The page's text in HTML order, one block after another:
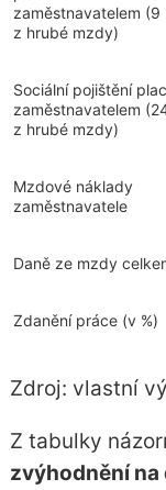
zaměstnavatelem (9
z hrubé mzdy)
Sociální pojištění
zaměstnavatelem
z hrubé mzdy)
Mzdové náklady
zaměstnavatele
Daně ze mzdy
Zdanění práce (v %)
Zdroj: vlastní
Z tabulky
zvýhodnění na